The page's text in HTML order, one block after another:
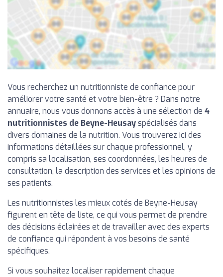
Vous recherchez un nutritionniste de confiance pour
améliorer votre santé et votre bien-être ? Dans notre
annuaire, nous vous donnons accès à une sélection de 4
nutritionnistes de Beyne-Heusayspécialisés dans
divers domaines de la nutrition. Vous trouverez ici des
informations détaillées sur chaque professionnel, y
compris sa localisation, ses coordonnées, les heures de
consultation, la description des services et les opinions de
ses patients.
Les nutritionnistes les mieux cotés de Beyne-Heusay
figurent en tête de liste, ce qui vous permet de prendre
des décisions éclairées et de travailler avec des experts
de confiance qui répondent à vos besoins de santé
spécifiques.
Si vous souhaitez localiser rapidement chaque